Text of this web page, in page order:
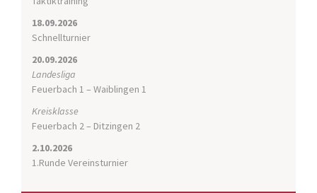
18.09.2026
Schnellturnier
20.09.2026
Landesliga
Feuerbach 1 – Waiblingen 1
Kreisklasse
Feuerbach 2 – Ditzingen 2
2.10.2026
1.Runde Vereinsturnier